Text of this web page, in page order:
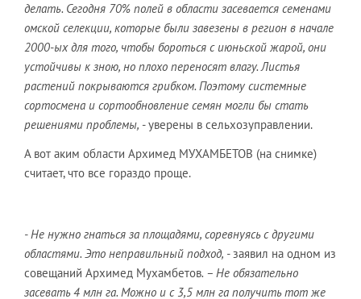
делать. Сегодня 70% полей в области засевается семенами
омской селекции, которые были завезены в регион в начале
2000-ых для того, чтобы бороться с июньской жарой, они
устойчивы к зною, но плохо переносят влагу. Листья
растений покрываются грибком. Поэтому системные
сортосмена и сортообновление семян могли бы стать
решениями проблемы, - уверены в сельхозуправлении.
А вот аким области Архимед МУХАМБЕТОВ (на снимке)
считает, что все гораздо проще.
- Не нужно гнаться за площадями, соревнуясь с другими
областями. Это неправильный подход, -заявил на одном из
совещаний Архимед Мухамбетов. – Не обязательно
засевать 4 млн га. Можно и с 3,5 млн га получить тот же